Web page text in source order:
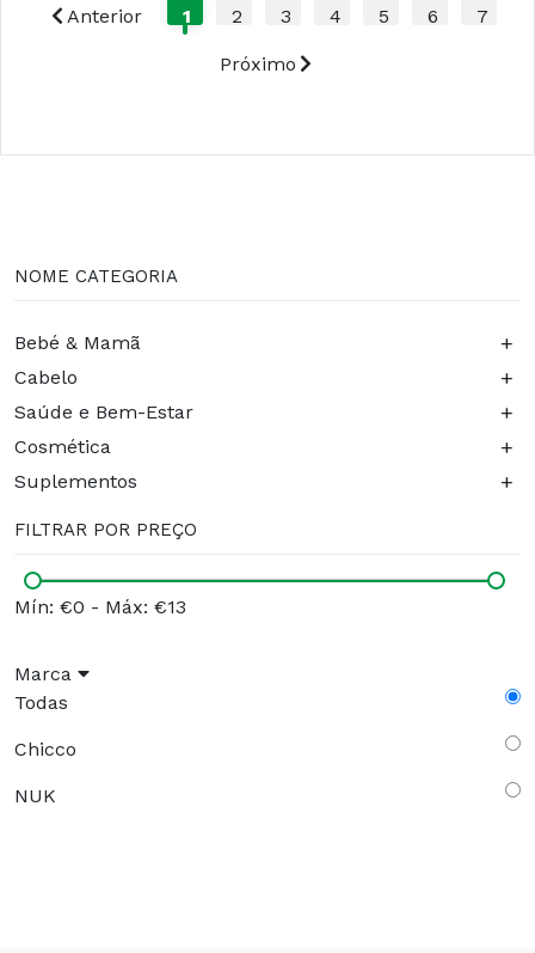
Anterior 1 2 3 4 5 6 7
Próximo
NOME CATEGORIA
Bebé & Mamã +
Cabelo +
Saúde e Bem-Estar +
Cosmética +
Suplementos +
FILTRAR POR PREÇO
Mín: €0 - Máx: €13
Marca
Todas
Chicco
NUK